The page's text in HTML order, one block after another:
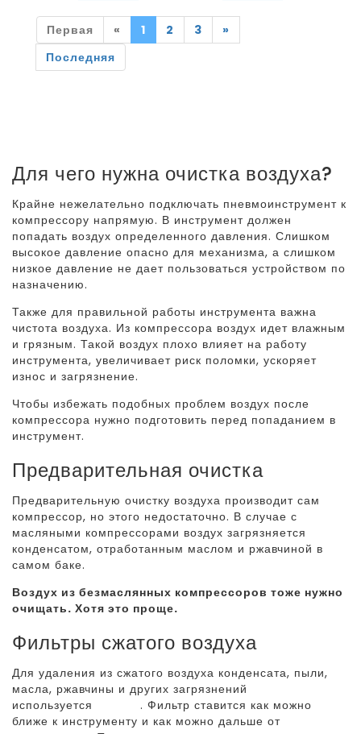
Первая « 1 2 3
»
Последняя
Для чего нужна очистка воздуха?
Крайне нежелательно подключать пневмоинструмент к
компрессору напрямую. В инструмент должен
попадать воздух определенного давления. Слишком
высокое давление опасно для механизма, а слишком
низкое давление не дает пользоваться устройством по
назначению.
Также для правильной работы инструмента важна
чистота воздуха. Из компрессора воздух идет влажным
и грязным. Такой воздух плохо влияет на работу
инструмента, увеличивает риск поломки, ускоряет
износ и загрязнение.
Чтобы избежать подобных проблем воздух после
компрессора нужно подготовить перед попаданием в
инструмент.
Предварительная очистка
Предварительную очистку воздуха производит сам
компрессор, но этого недостаточно. В случае с
масляными компрессорами воздух загрязняется
конденсатом, отработанным маслом и ржавчиной в
самом баке.
Воздух из безмаслянных компрессоров тоже нужно
очищать. Хотя это проще.
Фильтры сжатого воздуха
Для удаления из сжатого воздуха конденсата, пыли,
масла, ржавчины и других загрязнений
используется
. Фильтр ставится как можно
ближе к инструменту и как можно дальше от